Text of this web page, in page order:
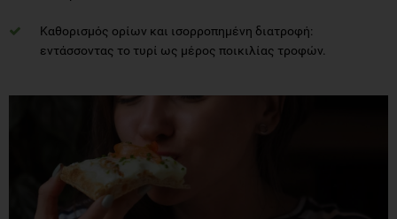
Καθορισμός ορίων και ισορροπημένη διατροφή:
εντάσσοντας το τυρί ως μέρος ποικιλίας τροφών.